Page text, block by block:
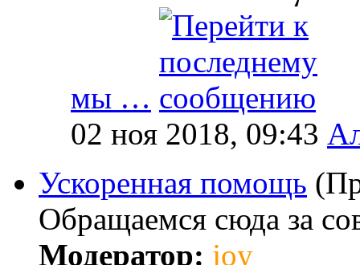
мы …
02 ноя 2018, 09:43
Ускоренная помощь
Обращаемся сюда за
Модератор: joy